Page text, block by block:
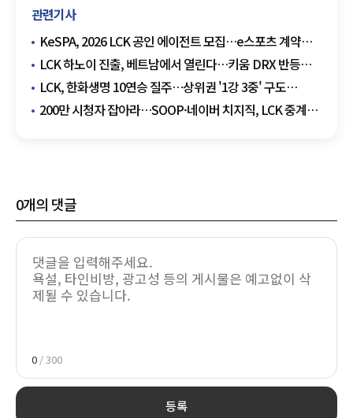
관련기사
KeSPA, 2026 LCK 공인 에이전트 모집…e스포츠 계약
시장 제도화
LCK 하노이 진출, 베트남에서 열린다…키움 DRX 반등
드라마 쓸까
LCK, 한화생명 10연승 질주…상위권 '1강 3중' 구도
굳어졌다
200만 시청자 잡아라…SOOP·네이버 치지직, LCK 중계
0개의 댓글
0 / 300
등록